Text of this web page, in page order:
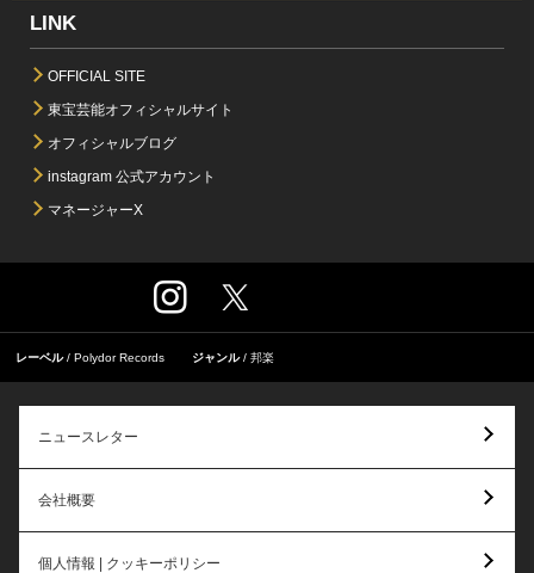
LINK
OFFICIAL SITE
東宝芸能オフィシャルサイト
オフィシャルブログ
instagram 公式アカウント
マネージャーX
レーベル Polydor Records ジャンル 邦楽
ニュースレター
会社概要
個人情報 | クッキーポリシー